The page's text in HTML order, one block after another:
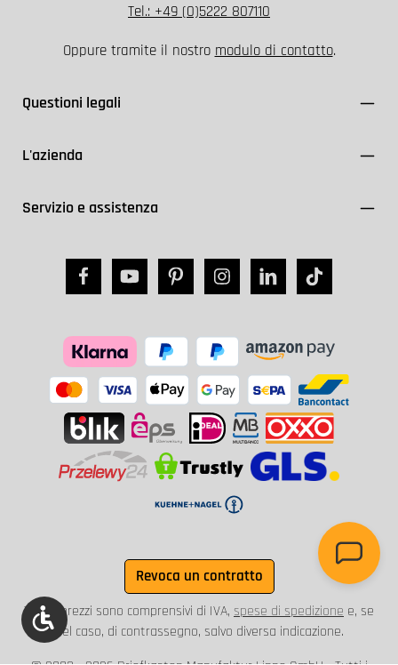
Tel.: +49 (0)5222 807110
Oppure tramite il nostro modulo di contatto.
Questioni legali
L'azienda
Servizio e assistenza
Revoca un contratto
Tutti i prezzi sono comprensivi di IVA, spese di spedizione e, se
del caso, di contrassegno, salvo diversa indicazione.
Show toolbar